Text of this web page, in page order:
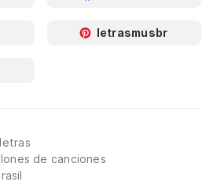
letrasmusbr
de canciones